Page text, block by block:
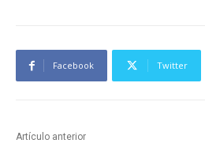
Facebook Twitter
Artículo anterior